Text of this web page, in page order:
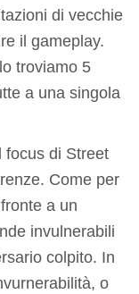
di vecchie
il gameplay.
troviamo 5
a una singola
focus di Street
Come per
a un
invulnerabili
colpito. In
o